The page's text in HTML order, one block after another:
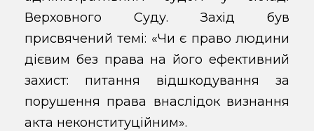
Верховного Суду. Захід був
присвячений темі: «Чи є право людини
дієвим без права на його ефективний
захист: питання відшкодування за
порушення права внаслідок визнання
акта неконституційним».